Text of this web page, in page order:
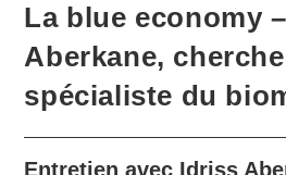
La blue economy
Aberkane,
spécialiste du
Entretien avec Idriss